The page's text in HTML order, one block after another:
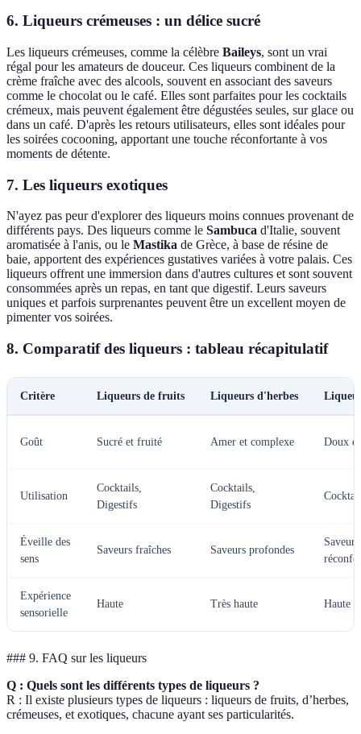
6. Liqueurs crémeuses : un délice sucré
Les liqueurs crémeuses, comme la célèbre Baileys, sont un vrai
régal pour les amateurs de douceur. Ces liqueurs combinent de la
crème fraîche avec des alcools, souvent en associant des saveurs
comme le chocolat ou le café. Elles sont parfaites pour les cocktails
crémeux, mais peuvent également être dégustées seules, sur glace ou
dans un café. D'après les retours utilisateurs, elles sont idéales pour
les soirées cocooning, apportant une touche réconfortante à vos
moments de détente.
7. Les liqueurs exotiques
N'ayez pas peur d'explorer des liqueurs moins connues provenant de
différents pays. Des liqueurs comme le Sambuca d'Italie, souvent
aromatisée à l'anis, ou le Mastika de Grèce, à base de résine de
baie, apportent des expériences gustatives variées à votre palais. Ces
liqueurs offrent une immersion dans d'autres cultures et sont souvent
consommées après un repas, en tant que digestif. Leurs saveurs
uniques et parfois surprenantes peuvent être un excellent moyen de
pimenter vos soirées.
8. Comparatif des liqueurs : tableau récapitulatif
Critère Liqueurs de fruits Liqueurs d'herbes
Goût Sucré et fruité Amer et complexe Doux
Utilisation
Cocktails,
Digestifs
Cocktails,
Digestifs
Éveille des
sens
Saveurs fraîches Saveurs profondes
Saveurs
Expérience
sensorielle
Haute Très haute Haute
### 9. FAQ sur les liqueurs
Q : Quels sont les différents types de liqueurs ?
R : Il existe plusieurs types de liqueurs : liqueurs de fruits, d’herbes,
crémeuses, et exotiques, chacune ayant ses particularités.